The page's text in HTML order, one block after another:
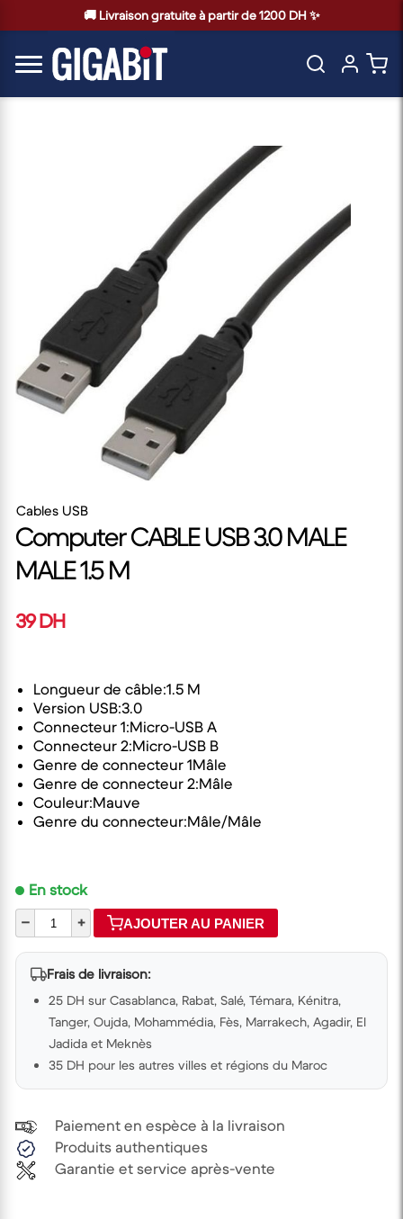
🚚 Livraison gratuite à partir de 1200 DH ✨
Cables USB
Computer CABLE USB 3.0 MALE
MALE 1.5 M
39 DH
Longueur de câble:1.5 M
Version USB:3.0
Connecteur 1:Micro-USB A
Connecteur 2:Micro-USB B
Genre de connecteur 1Mâle
Genre de connecteur 2:Mâle
Couleur:Mauve
Genre du connecteur:Mâle/Mâle
En stock
–
+ AJOUTER AU PANIER
Frais de livraison:
25 DH sur Casablanca, Rabat, Salé, Témara, Kénitra,
Tanger, Oujda, Mohammédia, Fès, Marrakech, Agadir, El
Jadida et Meknès
35 DH pour les autres villes et régions du Maroc
Paiement en espèce à la livraison
Produits authentiques
Garantie et service après-vente